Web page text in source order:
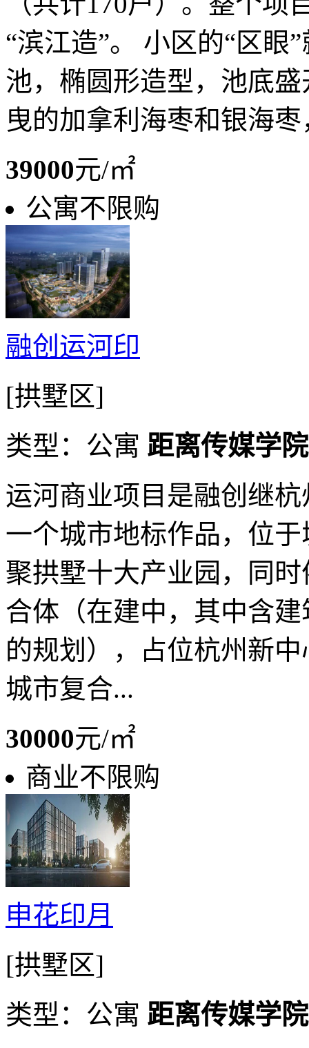
“滨江造”。 小区的“区眼
池，椭圆形造型，池底
曳的加拿利海枣和银海
39000元/㎡
公寓不限购
融创运河印
[拱墅区]
类型：公寓 距离传媒学
运河商业项目是融创继
一个城市地标作品，位
聚拱墅十大产业园，同
合体（在建中，其中含
的规划），占位杭州新
城市复合...
30000元/㎡
商业不限购
申花印月
[拱墅区]
类型：公寓 距离传媒学